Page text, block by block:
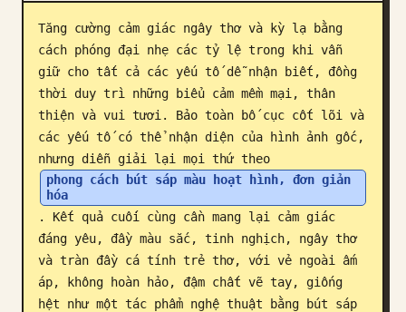
Blog
Cập nhật
Tăng cường cảm giác ngây thơ và kỳ lạ bằng
cách phóng đại nhẹ các tỷ lệ trong khi vẫn
giữ cho tất cả các yếu tố dễ nhận biết, đồng
thời duy trì những biểu cảm mềm mại, thân
thiện và vui tươi. Bảo toàn bố cục cốt lõi và
các yếu tố có thể nhận diện của hình ảnh gốc,
nhưng diễn giải lại mọi thứ theo
phong cách bút sáp màu hoạt hình, đơn giản
hóa
. Kết quả cuối cùng cần mang lại cảm giác
đáng yêu, đầy màu sắc, tinh nghịch, ngây thơ
và tràn đầy cá tính trẻ thơ, với vẻ ngoài ấm
áp, không hoàn hảo, đậm chất vẽ tay, giống
hệt như một tác phẩm nghệ thuật bằng bút sáp